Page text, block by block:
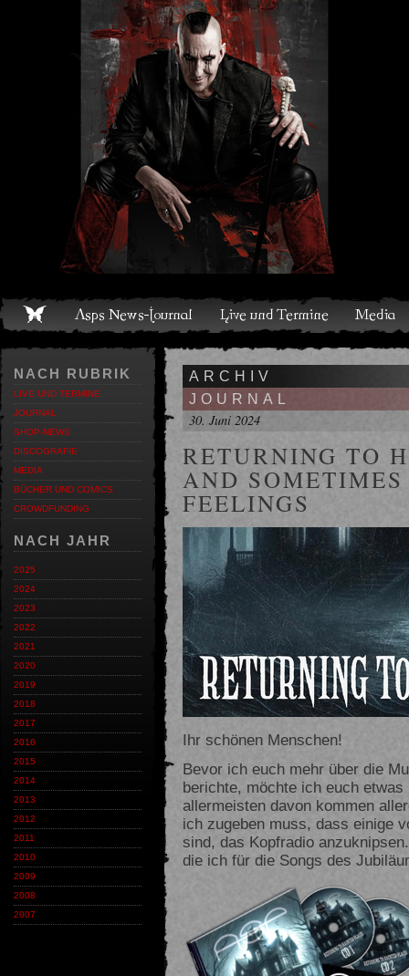
Live und Termine Media Shop Band Discografie
NACH RUBRIK
LIVE UND TERMINE
JOURNAL
SHOP-NEWS
DISCOGRAFIE
MEDIA
BÜCHER UND COMICS
CROWDFUNDING
NACH JAHR
2025
2024
2023
2022
2021
2020
2019
2018
2017
2016
2015
2014
2013
2012
2011
2010
2009
2008
2007
ARCHIV
JOURNAL
30. Juni 2024
RETURNING TO
AND
FEELINGS
Ihr schönen Menschen!
Bevor ich euch mehr über die
berichte, möchte ich euch
allermeisten davon kommen
ich zugeben muss, dass einige
sind, das Kopfradio
die ich für die Songs des